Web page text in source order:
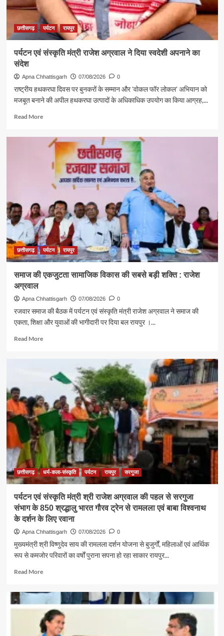
छत्तीसगढ़ पर्यटन रायपुर
पर्यटन एवं संस्कृति मंत्री राजेश अग्रवाल ने दिया स्वदेशी अपनाने का
संदेश
Apna Chhattisgarh 07/08/2026 0
राष्ट्रीय हथकरघा दिवस पर बुनकरों के सम्मान और 'वोकल फॉर लोकल' अभियान को
मजबूत बनाने की अपील हथकरघा उत्पादों के अधिकाधिक उपयोग का किया आग्रह,...
Read MoreRead
पर्यटन
संस्कृति
राजेश
अग्रवाल
दिया
स्वदेशी
अपनाने
का
संदेश
छत्तीसगढ़ पर्यटन रायपुर
समाज की एकजुटता सामाजिक विकास की सबसे बड़ी शक्ति : राजेश
अग्रवाल
Apna Chhattisgarh 07/08/2026 0
रजवार समाज की बैठक में पर्यटन एवं संस्कृति मंत्री राजेश अग्रवाल ने समाज की
एकता, शिक्षा और युवाओं की भागीदारी पर दिया बल रायपुर ।...
Read MoreRead
एकजुटता
सामाजिक
विकास
की
बड़ी
शक्ति
राजेश
अग्रवाल
छत्तीसगढ़ धर्म-कला-संस्कृति पर्यटन रायपुर सरगुजा
पर्यटन एवं संस्कृति मंत्री श्री राजेश अग्रवाल की पहल से सरगुजा
संभाग के 850 श्रद्धालु भारत गौरव ट्रेन से रामलला एवं बाबा विश्वनाथ
के दर्शन के लिए रवाना
Apna Chhattisgarh 07/08/2026 0
मुख्यमंत्री श्री विष्णुदेव साय की रामलला दर्शन योजना से बुजुर्गों, महिलाओं एवं आर्थिक
रूप से कमजोर परिवारों का वर्षों पुराना सपना हो रहा साकार रायपुर...
Read MoreRead
पर्यटन
एवं
संस्कृति
मंत्री